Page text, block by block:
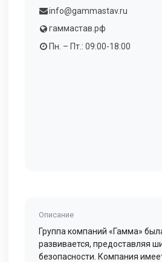
info@gammastav.ru
гаммастав.рф
Пн. – Пт.: 09:00-18:00
Описание
Группа компаний «Гамма»
развивается, предоставляя
безопасности. Компания